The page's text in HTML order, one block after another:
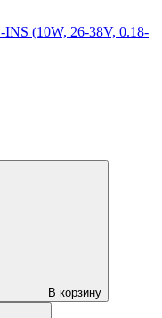
(10W, 26-38V, 0.18-
В корзину